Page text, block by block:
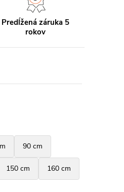
Predĺžená záruka 5
rokov